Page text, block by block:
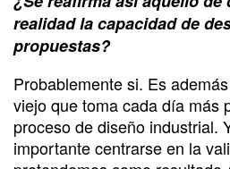
realidad la capacidad de
propuestas?
Probablemente si. Es
viejo que toma cada día más
proceso de diseño industrial.
importante centrarse en la